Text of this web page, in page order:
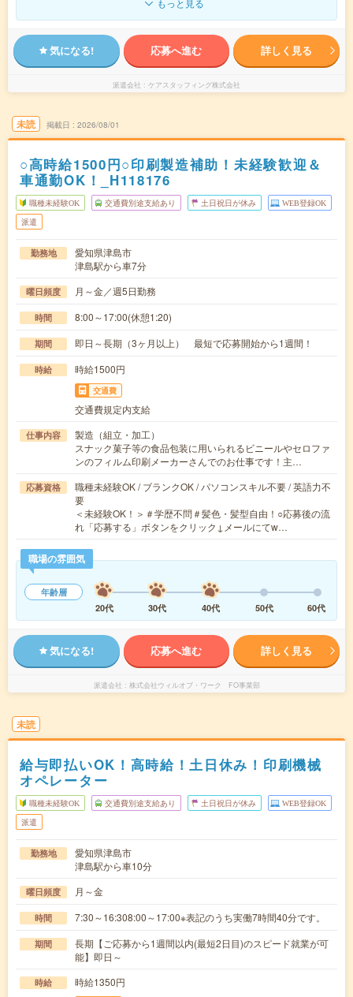
もっと見る
気になる! 応募へ進む 詳しく見る
派遣会社 ケアスタッフィング株式会社
未読 掲載日 2026/08/01
○高時給1500円○印刷製造補助！未経験歓迎＆
車通勤OK！_H118176
職種未経験OK 交通費別途支給あり 土日祝日が休み WEB登録OK
派遣
勤務地
愛知県津島市
津島駅から車7分
曜日頻度 月～金／週5日勤務
時間 8:00～17:00(休憩1:20)
期間 即日～長期（3ヶ月以上） 最短で応募開始から1週間！
時給 時給1500円
交通費
交通費規定内支給
仕事内容
製造（組立・加工）
スナック菓子等の食品包装に用いられるビニールやセロファ
ンのフィルム印刷メーカーさんでのお仕事です！主…
応募資格
職種未経験OK / ブランクOK / パソコンスキル不要 / 英語力不
要
＜未経験OK！＞＃学歴不問＃髪色・髪型自由！○応募後の流
れ「応募する」ボタンをクリック↓メールにてw…
職場の雰囲気
年齢層
20代
30代 40代 50代 60代
気になる! 応募へ進む 詳しく見る
派遣会社 株式会社ウィルオブ・ワーク FO事業部
未読
給与即払いOK！高時給！土日休み！印刷機械
オペレーター
職種未経験OK 交通費別途支給あり 土日祝日が休み WEB登録OK
派遣
勤務地
愛知県津島市
津島駅から車10分
曜日頻度 月～金
時間 7:30～16:308:00～17:00※表記のうち実働7時間40分です。
期間
長期【ご応募から1週間以内(最短2日目)のスピード就業が可
能】即日～
時給 時給1350円